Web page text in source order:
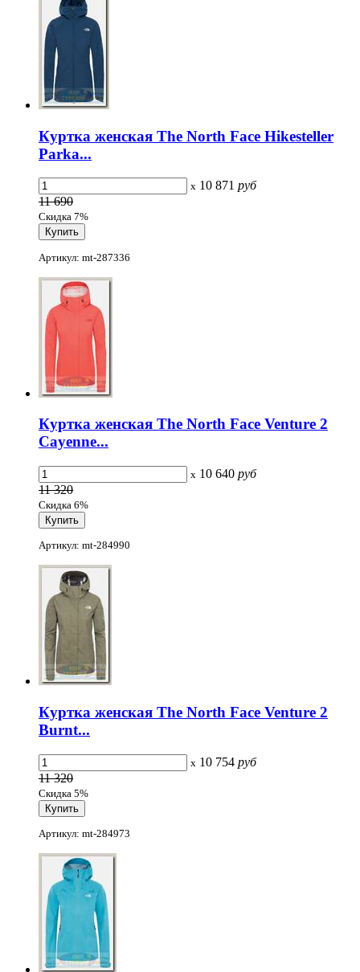
Куртка женская The North Face Hikesteller
Parka...
x 10 871 руб
11 690
Скидка 7%
Артикул: mt-287336
Куртка женская The North Face Venture 2
Cayenne...
x 10 640 руб
11 320
Скидка 6%
Артикул: mt-284990
Куртка женская The North Face Venture 2
Burnt...
x 10 754 руб
11 320
Скидка 5%
Артикул: mt-284973